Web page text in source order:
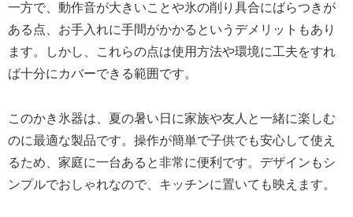
一方で、動作音が大きいことや氷の削り具合にばらつきが
ある点、お手入れに手間がかかるというデメリットもあり
ます。しかし、これらの点は使用方法や環境に工夫をすれ
ば十分にカバーできる範囲です。
このかき氷器は、夏の暑い日に家族や友人と一緒に楽しむ
のに最適な製品です。操作が簡単で子供でも安心して使え
るため、家庭に一台あると非常に便利です。デザインもシ
ンプルでおしゃれなので、キッチンに置いても映えます。